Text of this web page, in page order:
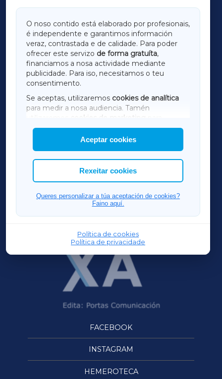
O noso contido está elaborado por profesionais,
é independente e garantimos información
veraz, contrastada e de calidade. Para poder
ofrecer este servizo de forma gratuíta,
financiamos a nosa actividade mediante
publicidade. Para iso, necesitamos o teu
consentimento.
Se aceptas, utilizaremos cookies de analítica
para medir a nosa audiencia. Tamén
utilizaremos
cookies de marketing
mostrar publicidade de terceiros.
Así mesmo, podes personalizar a elección das
cookies que desexas permitir.
Aceptar cookies
Rexeitar cookies
Queres personalizar a túa aceptación de cookies?
Faino aquí.
Política de cookies
Política de privacidade
LUGOXA
TERRACHAXA
AMARIÑAXA
RIBEIRASACRAXA
ACORUÑAXA
FERROLXA
OURENSEXA
FACEBOOK
INSTAGRAM
HEMEROTECA